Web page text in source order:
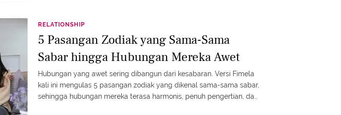
RELATIONSHIP
5 Pasangan Zodiak yang Sama-Sama
Sabar hingga Hubungan Mereka Awet
Hubungan yang awet sering dibangun dari kesabaran. Versi Fimela
kali ini mengulas 5 pasangan zodiak yang dikenal sama-sama sabar,
sehingga hubungan mereka terasa harmonis, penuh pengertian, dan